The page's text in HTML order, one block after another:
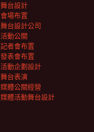
舞台設計
會場布置
舞台設計公司
活動公關
記者會布置
發表會布置
活動企劃設計
舞台表演
媒體公關經營
媒體活動舞台設計